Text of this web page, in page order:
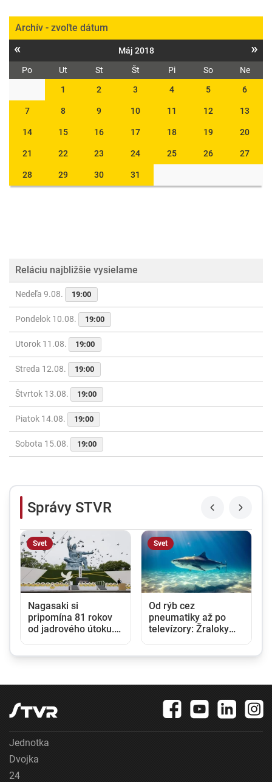
Archív - zvoľte dátum
« Máj 2018 »
Po Ut St Št Pi So
Ne
1
2 3 4 5 6
7 8 9 10 11 12 13
14 15 16 17 18 19 20
21 22 23 24 25 26 27
28 29 30 31
Reláciu najbližšie vysielame
Nedeľa 9.08. 19:00
Pondelok 10.08. 19:00
Utorok 11.08. 19:00
Streda 12.08. 19:00
Štvrtok 13.08. 19:00
Piatok 14.08. 19:00
Sobota 15.08. 19:00
Správy STVR
Svet
Nagasaki si
pripomína 81 rokov
od jadrového útoku.
Svet
Od rýb cez
pneumatiky až po
televízory: Žraloky
Jednotka
Dvojka
24